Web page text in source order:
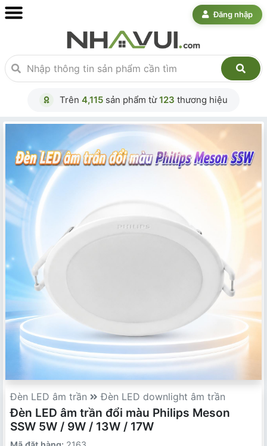
Đăng nhập
Trên 4,115 sản phẩm từ123 thương hiệu
Đèn LED âm trần Đèn LED downlight âm trần
Đèn LED âm trần đổi màu Philips Meson
SSW 5W / 9W / 13W / 17W